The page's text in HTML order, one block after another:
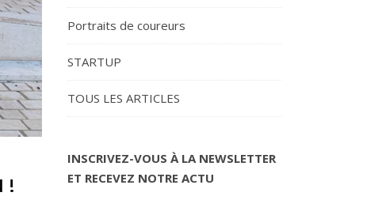
!
Portraits de coureurs
STARTUP
TOUS LES ARTICLES
INSCRIVEZ-VOUS À LA NEWSLETTER
ET RECEVEZ NOTRE ACTU